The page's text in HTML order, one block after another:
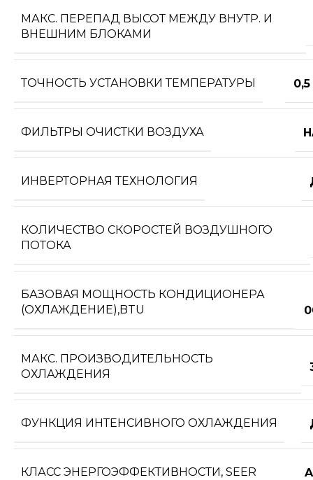
МАКС. ПЕРЕПАД ВЫСОТ МЕЖДУ ВНУТР. И
ВНЕШНИМ БЛОКАМИ
ТОЧНОСТЬ УСТАНОВКИ ТЕМПЕРАТУРЫ 0,5
ФИЛЬТРЫ ОЧИСТКИ ВОЗДУХА
ИНВЕРТОРНАЯ ТЕХНОЛОГИЯ
КОЛИЧЕСТВО СКОРОСТЕЙ ВОЗДУШНОГО
ПОТОКА
БАЗОВАЯ МОЩНОСТЬ КОНДИЦИОНЕРА
(ОХЛАЖДЕНИЕ),BTU
МАКС. ПРОИЗВОДИТЕЛЬНОСТЬ
ОХЛАЖДЕНИЯ
ФУНКЦИЯ ИНТЕНСИВНОГО ОХЛАЖДЕНИЯ
КЛАСС ЭНЕРГОЭФФЕКТИВНОСТИ, SEER